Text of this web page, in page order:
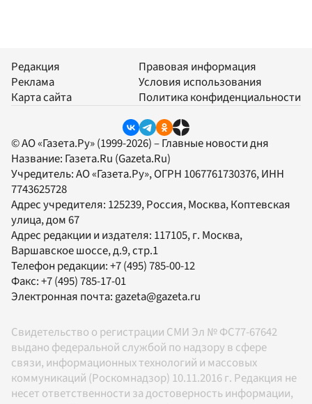
Редакция
Реклама
Карта сайта
Правовая информация
Условия использования
Политика конфиденциальности
© АО «Газета.Ру» (1999-2026) – Главные новости дня
Название: Газета.Ru (Gazeta.Ru)
Учредитель:АО «Газета.Ру», ОГРН 1067761730376, ИНН
7743625728
Адрес учредителя: 125239, Россия, Москва, Коптевская
улица, дом 67
Адрес редакции и издателя: 117105, г. Москва,
Варшавское шоссе, д.9, стр.1
Телефон редакции:+7 (495) 785-00-12
Факс:+7 (495) 785-17-01
Электронная почта:gazeta@gazeta.ru
Свидетельство о регистрации СМИ Эл № ФС77-67642
выдано федеральной службой по надзору в сфере
связи, информационных технологий и массовых
коммуникаций (Роскомнадзор) 10.11.2016 г. Редакция не
несет ответственности за достоверность информации,